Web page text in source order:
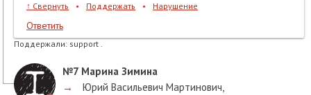
↑ Свернуть • Поддержать • Нарушение
Ответить
Поддержали: support .
№7 Марина Зимина
→
Юрий Васильевич Мартинович,